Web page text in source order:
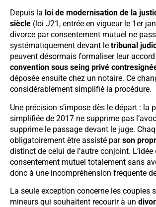
Depuis la loi de modernisation de la
siècle (loi J21, entrée en vigueur le 1er
divorce par consentement mutuel ne
systématiquement devant le tribunal
peuvent désormais formaliser leur
convention sous seing privé
déposée ensuite chez un notaire. Ce
considérablement simplifié la procédure.
Une précision s’impose dès le départ : la
simplifiée de 2017 ne supprime pas
supprime le passage devant le juge.
obligatoirement être assisté parson
distinct de celui de l’autre conjoint. L’idée
consentement mutuel totalement sans
donc à une incompréhension fréquente
La seule exception concerne les couples
mineurs qui souhaitent recourir à un